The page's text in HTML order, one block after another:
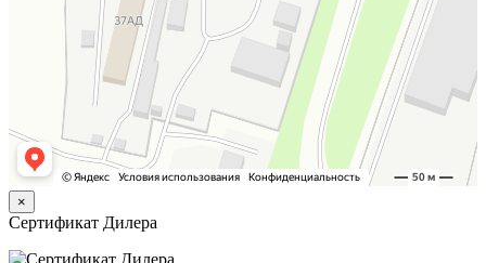
×
Сертификат Дилера